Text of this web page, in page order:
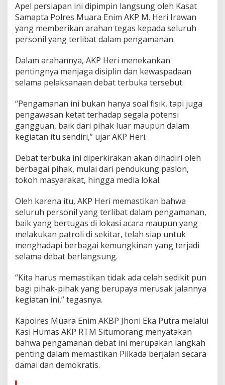
D
e
b
a
t
e
r
b
k
a
P
a
s
o
n
B
u
a
i
d
a
n
W
a
i
l
p
a
t
i
d
Apel persiapan ini dipimpin langsung oleh Kasat
Samapta Polres Muara Enim AKP M. Heri Irawan
yang memberikan arahan tegas kepada seluruh
personil yang terlibat dalam pengamanan.
Dalam arahannya, AKP Heri menekankan
pentingnya menjaga disiplin dan kewaspadaan
selama pelaksanaan debat terbuka tersebut.
“Pengamanan ini bukan hanya soal fisik, tapi juga
pengawasan ketat terhadap segala potensi
gangguan, baik dari pihak luar maupun dalam
kegiatan itu sendiri,” ujar AKP Heri.
Debat terbuka ini diperkirakan akan dihadiri oleh
berbagai pihak, mulai dari pendukung paslon,
tokoh masyarakat, hingga media lokal.
Oleh karena itu, AKP Heri memastikan bahwa
seluruh personil yang terlibat dalam pengamanan,
baik yang bertugas di lokasi acara maupun yang
melakukan patroli di sekitar, telah siap untuk
menghadapi berbagai kemungkinan yang terjadi
selama debat berlangsung.
“Kita harus memastikan tidak ada celah sedikit pun
bagi pihak-pihak yang berupaya merusak jalannya
kegiatan ini,” tegasnya.
Kapolres Muara Enim AKBP Jhoni Eka Putra melalui
Kasi Humas AKP RTM Situmorang menyatakan
bahwa pengamanan debat ini merupakan langkah
penting dalam memastikan Pilkada berjalan secara
damai dan demokratis.